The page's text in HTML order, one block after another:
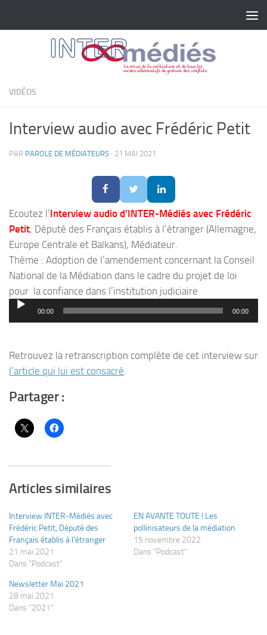
VIDÉOS
Interview audio avec Frédéric Petit
PAR PAROLE DE MÉDIATEURS · 21 MAI 2021
Ecoutez l’Interview audio d’INTER-Médiés avec Frédéric
Petit, Député des Français établis à l’étranger (Allemagne,
Europe Centrale et Balkans), Médiateur.
Thème : Adoption de l’amendement concernant la Conseil
National de la Médiation dans le cadre du projet de loi
pour la confiance dans l’institution judiciaire
Lecteur
audio
00:00 00:00
Retrouvez la retranscription complète de cet interview sur
l’article qui lui est consacré.
Partager :
Articles similaires
Interview INTER-Médiés avec
Frédéric Petit, Député des
Français établis à l’étranger
21 mai 2021
Dans "Podcast"
EN AVANTE TOUTE ! Les
pollinisateurs de la médiation
15 novembre 2022
Dans "Podcast"
Newsletter Mai 2021
28 mai 2021
Dans "2021"